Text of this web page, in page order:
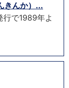
きんか）...
行で1989年よ